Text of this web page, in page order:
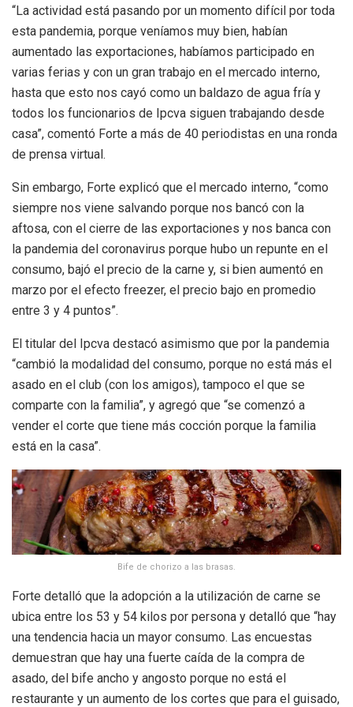
“La actividad está pasando por un momento difícil por toda
esta pandemia, porque veníamos muy bien, habían
aumentado las exportaciones, habíamos participado en
varias ferias y con un gran trabajo en el mercado interno,
hasta que esto nos cayó como un baldazo de agua fría y
todos los funcionarios de Ipcva siguen trabajando desde
casa”, comentó Forte a más de 40 periodistas en una ronda
de prensa virtual.
Sin embargo, Forte explicó que el mercado interno, “como
siempre nos viene salvando porque nos bancó con la
aftosa, con el cierre de las exportaciones y nos banca con
la pandemia del coronavirus porque hubo un repunte en el
consumo, bajó el precio de la carne y, si bien aumentó en
marzo por el efecto freezer, el precio bajo en promedio
entre 3 y 4 puntos”.
El titular del Ipcva destacó asimismo que por la pandemia
“cambió la modalidad del consumo, porque no está más el
asado en el club (con los amigos), tampoco el que se
comparte con la familia”, y agregó que “se comenzó a
vender el corte que tiene más cocción porque la familia
está en la casa”.
Bife de chorizo a las brasas.
Forte detalló que la adopción a la utilización de carne se
ubica entre los 53 y 54 kilos por persona y detalló que “hay
una tendencia hacia un mayor consumo. Las encuestas
demuestran que hay una fuerte caída de la compra de
asado, del bife ancho y angosto porque no está el
restaurante y un aumento de los cortes que para el guisado,